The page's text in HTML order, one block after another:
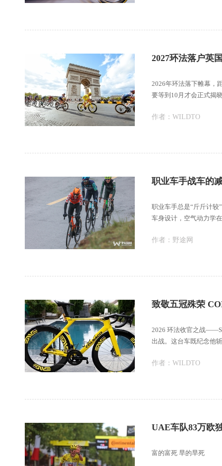
2027环法落户英
2026年环法落下帷幕，
要等到10月才会正式揭
作者： WILDTO
职业车手战车的
职业车手总是“斤斤计较
车身设计，空气动力学
作者： 野途网
致敬五冠殊荣
2026 环法收官之战
出战。这台车既纪念他
作者： WILDTO
UAE车队83万欧
富的富死 旱的旱死